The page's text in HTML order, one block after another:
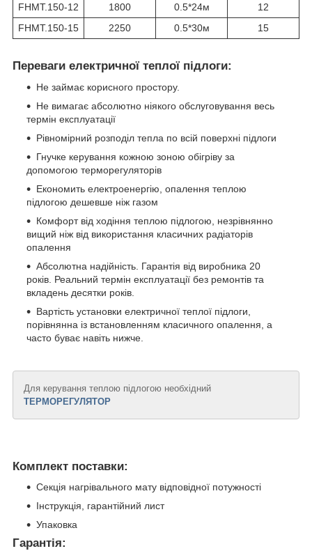
FHMT.150-12
1800 0.5*24м
12
FHMT.150-15
2250 0.5*30м 15
Переваги електричної теплої підлоги:
Не займає корисного простору.
Не вимагає абсолютно ніякого обслуговування весь
термін експлуатації
Рівномірний розподіл тепла по всій поверхні підлоги
Гнучке керування кожною зоною обігріву за
допомогою терморегуляторів
Економить електроенергію, опалення теплою
підлогою дешевше ніж газом
Комфорт від ходіння теплою підлогою, незрівнянно
вищий ніж від використання класичних радіаторів
опалення
Абсолютна надійність. Гарантія від виробника 20
років. Реальний термін експлуатації без ремонтів та
вкладень десятки років.
Вартість установки електричної теплої підлоги,
порівнянна із встановленням класичного опалення, а
часто буває навіть нижче.
Для керування теплою підлогою необхідний
ТЕРМОРЕГУЛЯТОР
Комплект поставки:
Секція нагрівального мату відповідної потужності
Інструкція, гарантійний лист
Упаковка
Гарантія: